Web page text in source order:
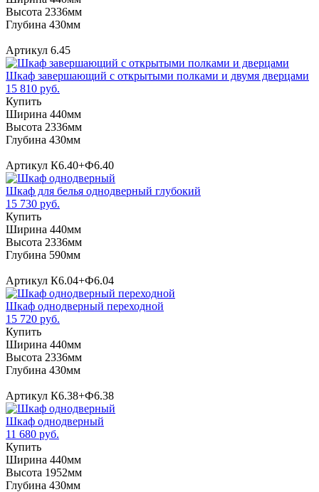
Высота 2336мм
Глубина 430мм
Артикул 6.45
Шкаф завершающий с открытыми полками и двумя дверцами
15 810 руб.
Купить
Ширина 440мм
Высота 2336мм
Глубина 430мм
Артикул К6.40+Ф6.40
Шкаф для белья однодверный глубокий
15 730 руб.
Купить
Ширина 440мм
Высота 2336мм
Глубина 590мм
Артикул К6.04+Ф6.04
Шкаф однодверный переходной
15 720 руб.
Купить
Ширина 440мм
Высота 2336мм
Глубина 430мм
Артикул К6.38+Ф6.38
Шкаф однодверный
11 680 руб.
Купить
Ширина 440мм
Высота 1952мм
Глубина 430мм